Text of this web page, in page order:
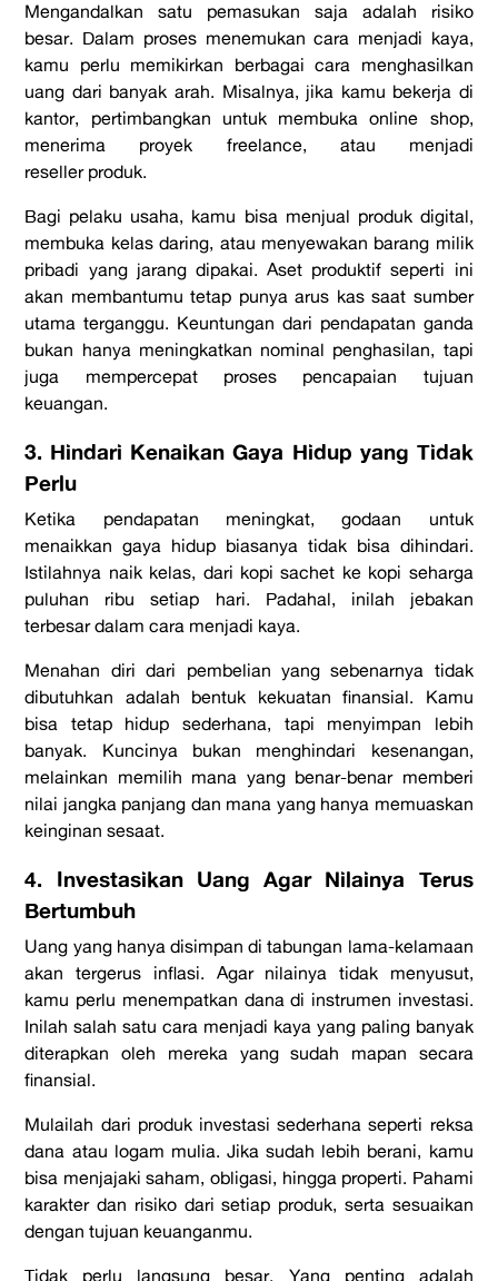
Mengandalkan satu pemasukan saja adalah risiko
besar. Dalam proses menemukancara menjadi kaya,
kamu perlu memikirkan berbagai cara menghasilkan
uang dari banyak arah. Misalnya, jika kamu bekerja di
kantor, pertimbangkan untuk membukaonline shop,
menerima proyek freelance, atau menjadi
resellerproduk.
Bagi pelaku usaha, kamu bisa menjual produk digital,
membuka kelas daring, atau menyewakan barang milik
pribadi yang jarang dipakai. Aset produktif seperti ini
akan membantumu tetap punya arus kas saat sumber
utama terganggu. Keuntungan dari pendapatan ganda
bukan hanya meningkatkan nominal penghasilan, tapi
juga mempercepat proses pencapaian tujuan
keuangan.
3. Hindari Kenaikan Gaya Hidup yang Tidak
Perlu
Ketika pendapatan meningkat, godaan untuk
menaikkan gaya hidup biasanya tidak bisa dihindari.
Istilahnya naik kelas, dari kopi sachet ke kopi seharga
puluhan ribu setiap hari. Padahal, inilah jebakan
terbesar dalamcara menjadi kaya.
Menahan diri dari pembelian yang sebenarnya tidak
dibutuhkan adalah bentuk kekuatan finansial. Kamu
bisa tetap hidup sederhana, tapi menyimpan lebih
banyak. Kuncinya bukan menghindari kesenangan,
melainkan memilih mana yang benar-benar memberi
nilai jangka panjang dan mana yang hanya memuaskan
keinginan sesaat.
4. Investasikan Uang Agar Nilainya Terus
Bertumbuh
Uang yang hanya disimpan di tabungan lama-kelamaan
akan tergerus inflasi. Agar nilainya tidak menyusut,
kamu perlu menempatkan dana di instrumen investasi.
Inilah salah satucara menjadi kaya yang paling banyak
diterapkan oleh mereka yang sudah mapan secara
finansial.
Mulailah dari produk investasi sederhana seperti reksa
dana atau logam mulia. Jika sudah lebih berani, kamu
bisa menjajaki saham, obligasi, hingga properti. Pahami
karakter dan risiko dari setiap produk, serta sesuaikan
dengan tujuan keuanganmu.
Tidak perlu langsung besar. Yang penting adalah